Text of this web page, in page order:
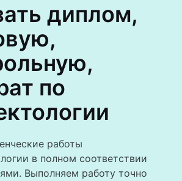
диплом,
по
работы
в полном соответствии
Выполняем работу точно